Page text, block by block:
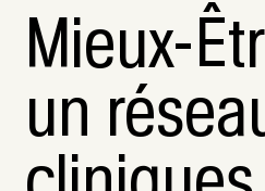
Mieux-
un